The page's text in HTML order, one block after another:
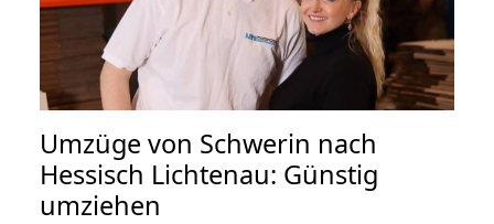
Umzüge von Schwerin nach
Hessisch Lichtenau: Günstig
umziehen